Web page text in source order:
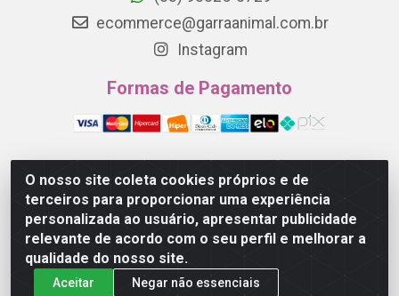
O nosso site coleta cookies próprios e de
terceiros para proporcionar uma experiência
personalizada ao usuário, apresentar publicidade
relevante de acordo com o seu perfil e melhorar a
qualidade do nosso site.
Aceitar Negar não essenciais
ecommerce@garraanimal.com.br
Instagram
Formas de Pagamento
Garra Animal - Rua Quinze de Novembro, 1120 - Jardim
Continental - Campina Grande/PB - CEP 58.403-290 -
CNPJ 21.445.041/0001-61